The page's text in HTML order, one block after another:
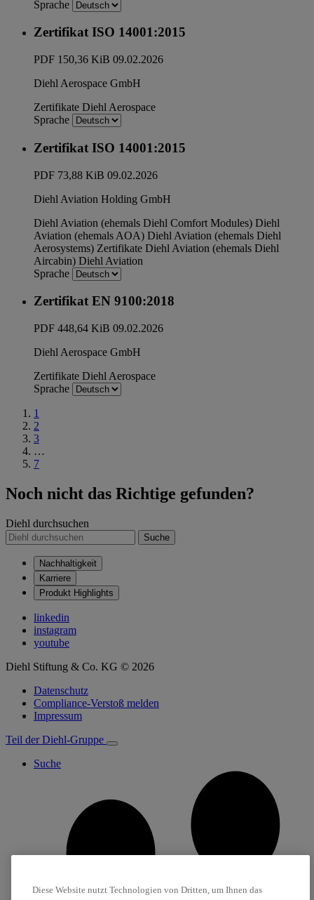
Sprache
Zertifikat ISO 14001:2015
PDF 150,36 KiB 09.02.2026
Diehl Aerospace GmbH
Zertifikate Diehl Aerospace
Sprache
Zertifikat ISO 14001:2015
PDF 73,88 KiB 09.02.2026
Diehl Aviation Holding GmbH
Diehl Aviation (ehemals Diehl Comfort Modules) Diehl
Aviation (ehemals AOA) Diehl Aviation (ehemals Diehl
Aerosystems) Zertifikate Diehl Aviation (ehemals Diehl
Aircabin) Diehl Aviation
Sprache
Zertifikat EN 9100:2018
PDF 448,64 KiB 09.02.2026
Diehl Aerospace GmbH
Zertifikate Diehl Aerospace
Sprache
1
2
3
…
7
Noch nicht das Richtige gefunden?
Diehl durchsuchen
Suche
Nachhaltigkeit
Karriere
Produkt Highlights
linkedin
instagram
youtube
Diehl Stiftung & Co. KG © 2026
Datenschutz
Compliance-Verstoß melden
Impressum
Teil der Diehl-Gruppe
Suche
Diese Website nutzt Technologien von Dritten, um Ihnen das